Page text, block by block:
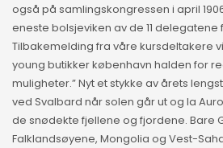
også på samlingskongressen i april
eneste bolsjeviken av de 11 delegatene
Tilbakemelding fra våre kursdeltakere
young butikker københavn halden for
muligheter.” Nyt et stykke av årets
ved Svalbard når solen går ut og la
de snødekte fjellene og fjordene. Bare
Falklandsøyene, Mongolia og Vest-